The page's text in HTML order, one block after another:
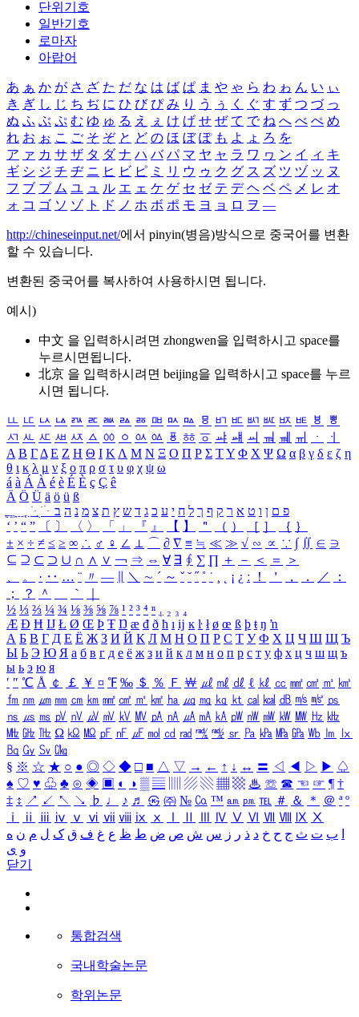
단위기호
일반기호
로마자
아랍어
あ ぁ か が さ ざ た だ な は ば ぱ ま や ゃ ら わ ゎ ん い ぃ
き ぎ し じ ち ぢ に ひ び ぴ み り う ぅ く ぐ す ず つ づ っ
ぬ ふ ぶ ぷ む ゆ ゅ る え ぇ け げ せ ぜ て で ね へ べ ぺ め
れ お ぉ こ ご そ ぞ と ど の ほ ぼ ぽ も よ ょ ろ を
ア ァ カ サ ザ タ ダ ナ ハ バ パ マ ヤ ャ ラ ワ ヮ ン イ ィ キ
ギ シ ジ チ ヂ ニ ヒ ビ ピ ミ リ ウ ゥ ク グ ス ズ ツ ヅ ッ ヌ
フ ブ プ ム ユ ュ ル エ ェ ケ ゲ セ ゼ テ デ ヘ ベ ペ メ レ オ
ォ コ ゴ ソ ゾ ト ド ノ ホ ボ ポ モ ヨ ョ ロ ヲ ―
http://chineseinput.net/에서 pinyin(병음)방식으로 중국어를 변환
할 수 있습니다.
변환된 중국어를 복사하여 사용하시면 됩니다.
예시)
中文 을 입력하시려면 zhongwen을 입력하시고 space를
누르시면됩니다.
北京 을 입력하시려면 beijing을 입력하시고 space를 누르
시면 됩니다.
ㅥ ㅦ ㅧ ㅨ ㅩ ㅪ ㅫ ㅬ ㅭ ㅮ ㅯ ㅰ ㅱ ㅲ ㅳ ㅴ ㅵ ㅶ ㅷ ㅸ
ㅹ
ㅺ ㅻ ㅼ ㅽ ㅾ ㅿ ㆀ ㆁ ㆂ ㆃ ㆄ ㆅ ㆆ ㆇ ㆈ ㆉ ㆊ ㆋ ㆌ ㆍ
ㆎ
Α Β ΓΔ Ε Ζ Η Θ Ι ΚΛ Μ Ν Ξ Ο Π Ρ Σ ΤΥ Φ Χ Ψ Ω α β γ δ ε ζ η
θ ι κ λ μ ν ξ ο π ρ σ τ υ φ χ ψ ω
á à Á À é è É È ç Ç ê
Ä Ö Ü ä ö ü ß
ִֶֹ ֻּ ׁׂ פ ם ן ו ט א ר ק ף ך ל ח י ע כ ג ד ש ץ ת צ מ נ ה ב
‘ ’ “ ” 〔 〕 〈 〉 「 」 『 』 【 】 ＂ （ ） ［ ］ ｛ ｝
± × ÷ ≠ ≤ ≥ ∞ ∴ ♂ ♀ ∠ ⊥ ⌒ ∂ ∇ ≡ ≒ ≪ ≫ √ ∽ ∝ ∵ ∫ ∬ ∈ ∋
⊆ ⊇ ⊂ ⊃ ∪ ∩ ∧ ∨ ￢ ⇒ ⇔ ∀ ∃ ∮ ∑ ∏ ＋ － ＜ ＝
＞
、
。 · ‥ … ¨ 〃 ― ＼ ∼ ´ ～ ˇ ˘ ˝ ˚ ˙ ¸ ¡ ¿ ː ！ ＇ ， ． ／
：
；
？ ＾ ｀
½ ⅓ ⅔ ¼ ¾ ⅛ ⅜ ⅝ ⅞ ¹ ² ³ ⁴ ⁿ ₁ ₂ ₃ ₄
Æ Ð Ħ Ĳ Ł Ø Œ Þ Ŧ Ŋ æ đ ð ħ ı ĳ ĸ ŀ ł ø œ ß þ ŧ ŋ ŉ
А Б В Г Д Е Ё Ж З И Й К Л М Н О П Р С Т У Ф Х Ц Ч Ш Щ Ъ
Ы Ь Э Ю Я а б в г д е ё ж з и й к л м н о п р с т у ф х ц ч ш щ ъ
ы ь э ю я
′ ″ ℃ Å ￠ ￡ ￥ ¤ ℉ ‰ ＄ ％ Ｆ ￦ ㎕ ㎖ ㎗ ℓ ㎘ ㏄ ㎣ ㎤ ㎥ ㎦
㎙ ㎚ ㎛ ㎜ ㎝ ㎞ ㎟ ㎠ ㎡ ㎢ ㏊ ㎍ ㎎ ㎏ ㏏ ㎈ ㎉ ㏈ ㎧ ㎨ ㎰
㎱ ㎲ ㎳ ㎴ ㎵ ㎶ ㎷ ㎸ ㎹ ㎀ ㎁ ㎂ ㎃ ㎄ ㎺ ㎻ ㎽ ㎾ ㎿ ㎐ ㎑
㎒ ㎓ ㎔ Ω ㏀ ㏁ ㎊ ㎋ ㎌ ㏖ ㏅ ㎭ ㎮ ㎯ ㏛ ㎩ ㎪ ㎫ ㎬ ㏝ ㏐
㏓
㏃ ㏉ ㏜ ㏆
§ ※ ☆ ★ ○ ● ◎ ◇ ◆ □ ■ △ ▽ → ← ↑ ↓ ↔ 〓 ◁ ◀ ▷ ▶ ♤
♠ ♡ ♥ ♧ ♣ ⊙ ◈ ▣ ◐ ◑ ▒ ▤ ▨ ▧ ▦ ▩ ♨ ☏ ☎ ☜ ☞ ¶ †
‡ ↕ ↗ ↙ ↖ ↘ ♭ ♩ ♪ ♬ ㉿ ㈜ № ㏇ ™ ㏂ ㏘ ℡ ＃ ＆ ＊ ＠ ª º
ⅰ
ⅱ ⅲ ⅳ ⅴ ⅵ ⅶ ⅷ ⅸ ⅹ Ⅳ Ⅴ Ⅵ Ⅶ Ⅷ Ⅸ Ⅹ
ب ت ث ج ح خ د ذ ر ز س ش ص ض ط ظ ع غ ف ق ک ل م ن ه
و ی
닫기
통합검색
국내학술논문
학위논문